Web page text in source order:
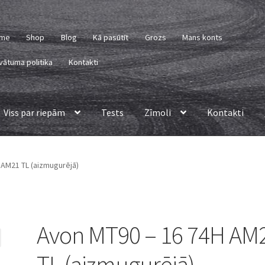
Shop Blog Kā pasūtīt Grozs Mans konts
politika Kontakti
Viss par riepām Tests Zīmoli Kontakti
TL (aizmugurējā)
Avon MT90 – 16 74H